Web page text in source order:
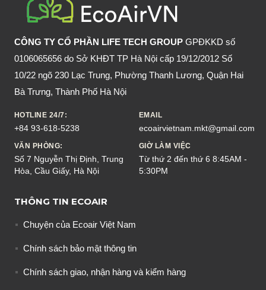
KHÔNG?
CÔNG TY CỔ PHẦN LIFE TECH GROUP GPĐKKD số
0106065656 do Sở KHĐT TP Hà Nội cấp 19/12/2012 Số
10/22 ngõ 230 Lạc Trung, Phường Thanh Lương, Quận Hai
Bà Trưng, Thành Phố Hà Nội
HOTLINE 24/7:
+84 93-618-5238
EMAIL
ecoairvietnam.mkt@gmail.com
VĂN PHÒNG:
Số 7 Nguyễn Thị Định, Trung
Hòa, Cầu Giấy, Hà Nội
GIỜ LÀM VIỆC
Từ thứ 2 đến thứ 6 8:45AM -
5:30PM
THÔNG TIN ECOAIR
Chuyện của Ecoair Việt Nam
Chính sách bảo mật thông tin
Chính sách giao, nhận hàng và kiểm hàng